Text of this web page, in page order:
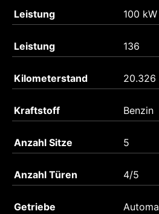
Leistung 100
Leistung 136
Kilometerstand 20.326
Kraftstoff Benzin
Anzahl Sitze 5
Anzahl Türen 4/5
Getriebe